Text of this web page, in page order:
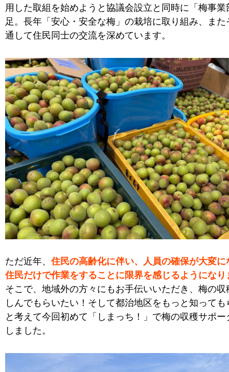
用した取組を始めようと協議会設立と同時に「梅事業
足。長年「安心・安全な梅」の栽培に取り組み、また
通して住民同士の交流を深めています。
ただ近年、住民の高齢化に伴い、人員の確保が大変に
住民だけで作業をすることに限界を感じるようになり
そこで、地域外の方々にもお手伝いいただき、梅の収
しんでもらいたい！そして都治地区をもっと知っても
と考えて今回初めて「しまっち！」で梅の収穫サポー
しました。